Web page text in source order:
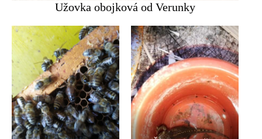
Užovka obojková od Verunky